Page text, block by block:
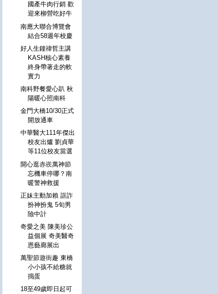
國產牛肉行銷 歡
迎來柳營吃好牛
南應大聯合博覽會
結合58週年校慶
好人生鐘禕哲主講
KASH核心素養
終身帶著走的軟
實力
南科野餐愛心趴 秋
陽暖心照南科
金門大橋10/30正式
開放通車
中華醫大111年傑出
校友出爐 劉貞華
等11位校友當選
開心逛赤崁萬神節
忘機車停哪？南
暖警神救援
正妹主動加賴 誆詐
扮神扮鬼 5旬男
險中計
奇愛之美 陳美珍公
益個展 奇美醫奇
恩藝廊展出
萬聖節遊街趣 東橋
小小孩不給糖就
搗蛋
18至49歲即日起可